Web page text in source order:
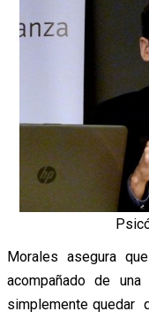
Morales asegura
acompañado de
simplemente quedar